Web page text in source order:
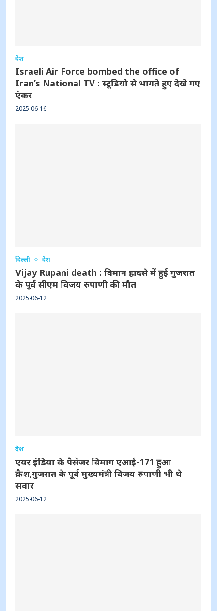
देश
Israeli Air Force bombed the office of
Iran’s National TV : स्टूडियो से भागते हुए देखे गए
एंकर
2025-06-16
दिल्ली देश
Vijay Rupani death : विमान हादसे में हुई गुजरात
के पूर्व सीएम विजय रुपाणी की मौत
2025-06-12
देश
एयर इंडिया के पैसेंजर विमाग एआई-171 हुआ
क्रैश,गुजरात के पूर्व मुख्यमंत्री विजय रुपाणी भी थे
सवार
2025-06-12